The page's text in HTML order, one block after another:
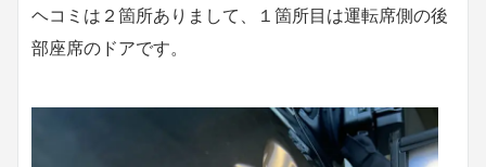
ヘコミは２箇所ありまして、１箇所目は運転席側の後
部座席のドアです。